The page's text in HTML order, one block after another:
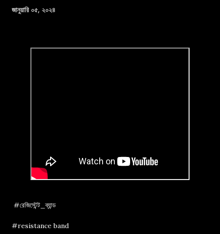
জানুয়ারি ০৫, ২০২৪
#রেজিস্টেন্ট_ব্যান্ড
#resistance band